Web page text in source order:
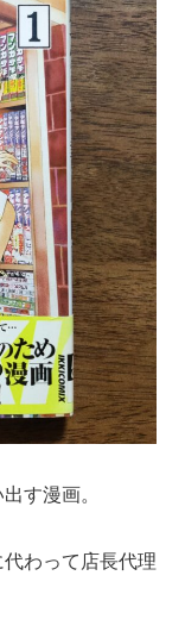
す漫画。
わって店長代理